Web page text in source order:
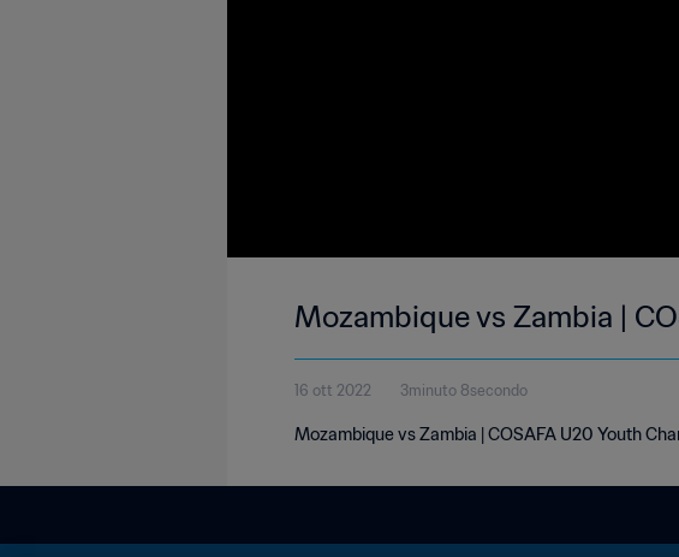
Mozambique vs Zambia |
16 ott 2022 3minuto 8secondo
Mozambique vs Zambia | COSAFA U20 Youth